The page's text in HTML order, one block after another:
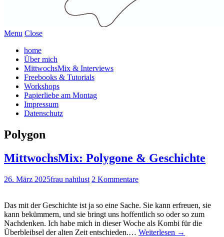
Menu Close
home
Über mich
MittwochsMix & Interviews
Freebooks & Tutorials
Workshops
Papierliebe am Montag
Impressum
Datenschutz
Polygon
MittwochsMix: Polygone & Geschichte
26. März 2025frau nahtlust 2 Kommentare
Das mit der Geschichte ist ja so eine Sache. Sie kann erfreuen, sie
kann bekümmern, und sie bringt uns hoffentlich so oder so zum
Nachdenken. Ich habe mich in dieser Woche als Kombi für die
Überbleibsel der alten Zeit entschieden.… Weiterlesen →